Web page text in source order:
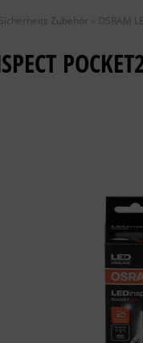
Sicherheits Zubehör » OSRAM